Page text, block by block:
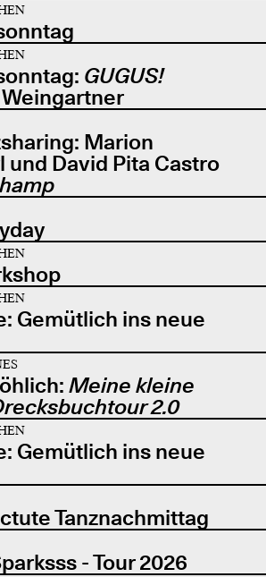
GUGUS!
Marion
und David Pita Castro
Gemütlich ins neue
Meine kleine
2.0
Gemütlich ins neue
Tanznachmittag
- Tour 2026